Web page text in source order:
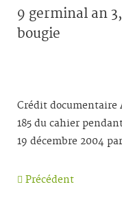
9 germinal an
bougie
Crédit documentaire
185 du cahier
19 décembre 2004
Précédent